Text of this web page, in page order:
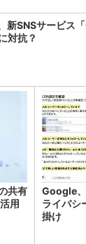
新SNSサービス
対抗？
共有
用
Google
ライバシ
掛け